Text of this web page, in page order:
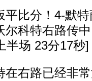
分！4-默特
尔科特右路传
半场 23分17秒]
路已经非常